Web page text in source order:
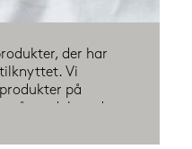
der har
Vi
på
både dit helbred
være svært at holde